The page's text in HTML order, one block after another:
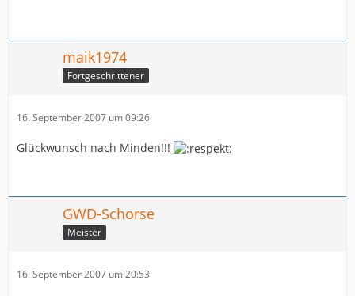
maik1974
Fortgeschrittener
16. September 2007 um 09:26
Glückwunsch nach Minden!!!
GWD-Schorse
Meister
16. September 2007 um 20:53